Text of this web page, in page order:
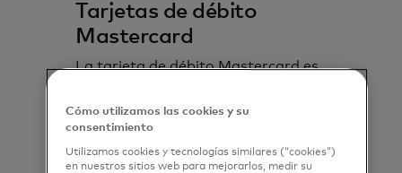
Tarjetas de débito
Mastercard
La tarjeta de débito Mastercard es
permite mantener el control.
Conoce más
Cómo utilizamos las cookies y su
consentimiento
Utilizamos cookies y tecnologías similares (“cookies”)
en nuestros sitios web para mejorarlos, medir su